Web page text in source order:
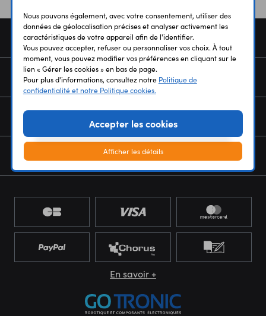
COMMANDE
SERVICES
NEWSLETTER
En savoir +
Nous pouvons également, avec votre consentement, utiliser des
données de géolocalisation précises et analyser activement les
caractéristiques de votre appareil afin de l'identifier.
Vous pouvez accepter, refuser ou personnaliser vos choix. À tout
moment, vous pouvez modifier vos préférences en cliquant sur le
lien « Gérer les cookies » en bas de page.
Pour plus d'informations, consultez notre Politique de
confidentialité et notre Politique cookies.
Accepter les cookies
Afficher les détails